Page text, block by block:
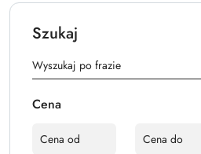
Szukaj
Cena